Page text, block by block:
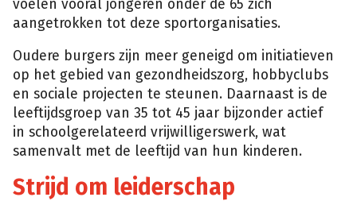
voelen vooral jongeren onder de 65 zich
aangetrokken tot deze sportorganisaties.
Oudere burgers zijn meer geneigd om initiatieven
op het gebied van gezondheidszorg, hobbyclubs
en sociale projecten te steunen. Daarnaast is de
leeftijdsgroep van 35 tot 45 jaar bijzonder actief
in schoolgerelateerd vrijwilligerswerk, wat
samenvalt met de leeftijd van hun kinderen.
Strijd om leiderschap